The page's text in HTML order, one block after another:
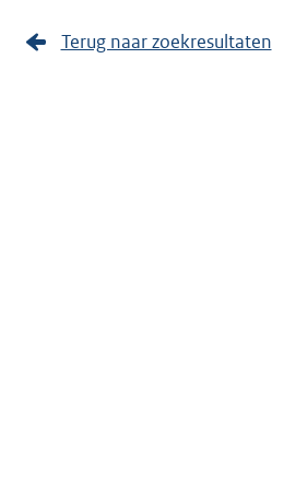
Terug naar zoekresultaten